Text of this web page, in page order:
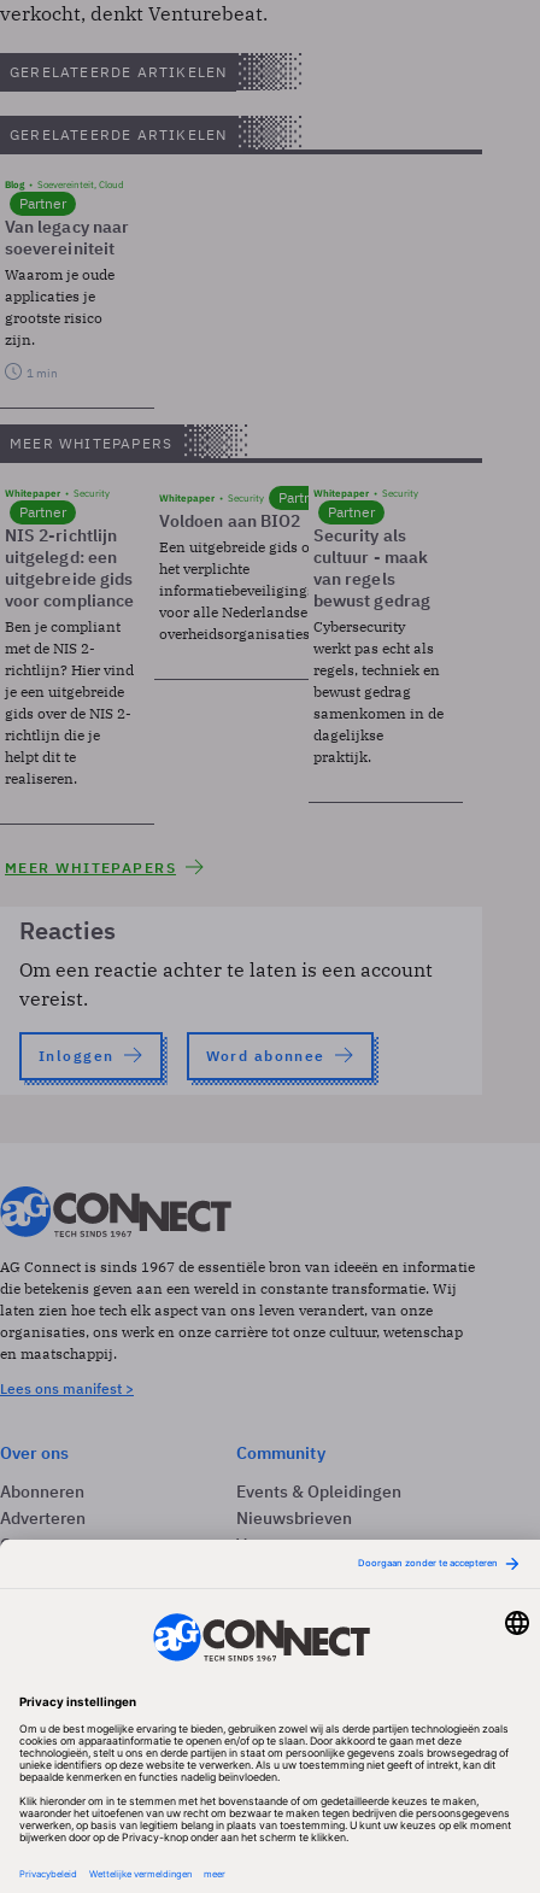
verkocht, denkt Venturebeat.
GERELATEERDE ARTIKELEN
GERELATEERDE ARTIKELEN
Blog Soevereinteit, Cloud
Partner
Van legacy naar
soevereiniteit
Waarom je oude
applicaties je
grootste risico
zijn.
1 min
MEER WHITEPAPERS
Whitepaper Security
Partner
NIS 2-richtlijn
uitgelegd: een
uitgebreide gids
voor compliance
Ben je compliant
met de NIS 2-
richtlijn? Hier vind
je een uitgebreide
gids over de NIS 2-
richtlijn die je
helpt dit te
realiseren.
Whitepaper Security Partner
Voldoen aan BIO2
Een uitgebreide gids over BIO2,
het verplichte
informatiebeveiligingsframework
voor alle Nederlandse
overheidsorganisaties.
Whitepaper Security
Partner
Security als
cultuur - maak
van regels
bewust gedrag
Cybersecurity
werkt pas echt als
regels, techniek en
bewust gedrag
samenkomen in de
dagelijkse
praktijk.
MEER WHITEPAPERS
Reacties
Om een reactie achter te laten is een account
vereist.
Inloggen Word abonnee
AG Connect is sinds 1967 de essentiële bron van ideeën en informatie
die betekenis geven aan een wereld in constante transformatie. Wij
laten zien hoe tech elk aspect van ons leven verandert, van onze
organisaties, ons werk en onze carrière tot onze cultuur, wetenschap
en maatschappij.
Lees ons manifest >
Over ons
Abonneren
Adverteren
Contact
Community
Events & Opleidingen
Nieuwsbrieven
Vacatures
Redactionele partner